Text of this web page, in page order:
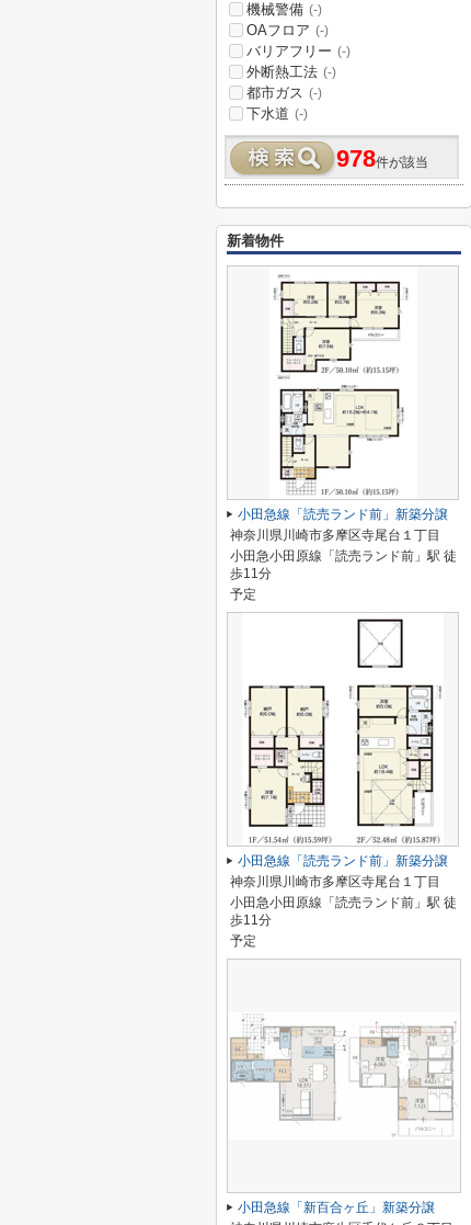
機械警備 (-)
OAフロア (-)
バリアフリー (-)
外断熱工法 (-)
都市ガス (-)
下水道 (-)
978件が該当
新着物件
小田急線「読売ランド前」新築分譲
神奈川県川崎市多摩区寺尾台１丁目
小田急小田原線「読売ランド前」駅 徒
歩11分
予定
小田急線「読売ランド前」新築分譲
神奈川県川崎市多摩区寺尾台１丁目
小田急小田原線「読売ランド前」駅 徒
歩11分
予定
小田急線「新百合ヶ丘」新築分譲